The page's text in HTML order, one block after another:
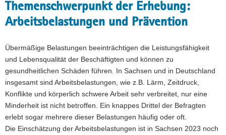
Themenschwerpunkt der Erhebung:
Arbeitsbelastungen und Prävention
Übermäßige Belastungen beeinträchtigen die Leistungsfähigkeit
und Lebensqualität der Beschäftigten und können zu
gesundheitlichen Schäden führen. In Sachsen und in Deutschland
insgesamt sind Arbeitsbelastungen, wie z.B. Lärm, Zeitdruck,
Konflikte und körperlich schwere Arbeit sehr verbreitet, nur eine
Minderheit ist nicht betroffen. Ein knappes Drittel der Befragten
erlebt sogar mehrere dieser Belastungen häufig oder oft.
Die Einschätzung der Arbeitsbelastungen ist in Sachsen 2023 noch